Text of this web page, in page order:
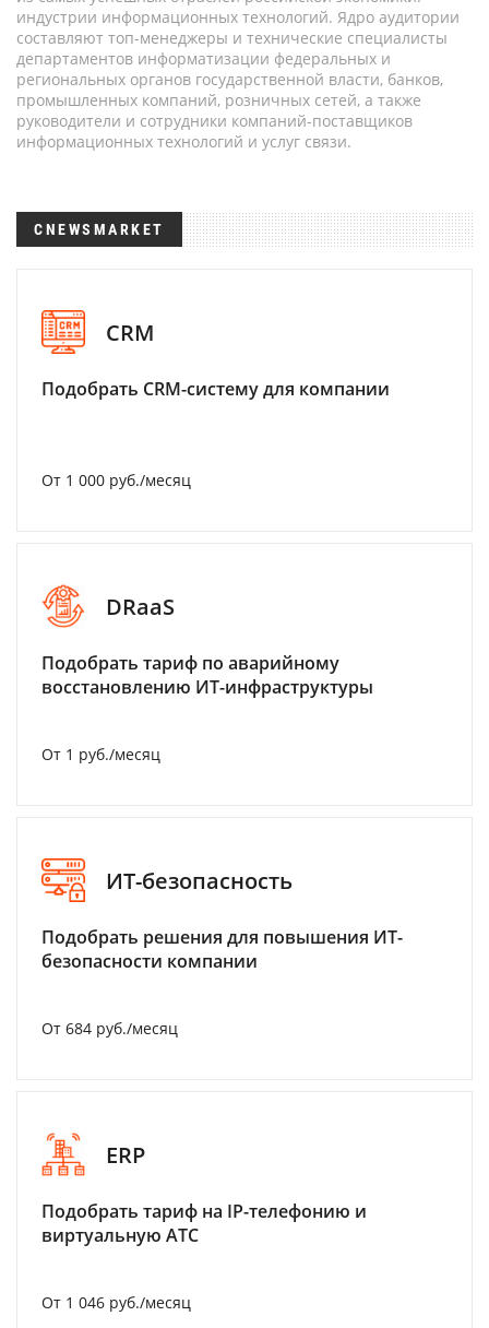
индустрии информационных технологий. Ядро аудитории
составляют топ-менеджеры и технические специалисты
департаментов информатизации федеральных и
региональных органов государственной власти, банков,
промышленных компаний, розничных сетей, а также
руководители и сотрудники компаний-поставщиков
информационных технологий и услуг связи.
CNEWSMARKET
CRM
Подобрать CRM-систему для компании
От 1 000 руб./месяц
DRaaS
Подобрать тариф по аварийному
восстановлению ИТ-инфраструктуры
От 1 руб./месяц
ИТ-безопасность
Подобрать решения для повышения ИТ-
безопасности компании
От 684 руб./месяц
ERP
Подобрать тариф на IP-телефонию и
виртуальную АТС
От 1 046 руб./месяц